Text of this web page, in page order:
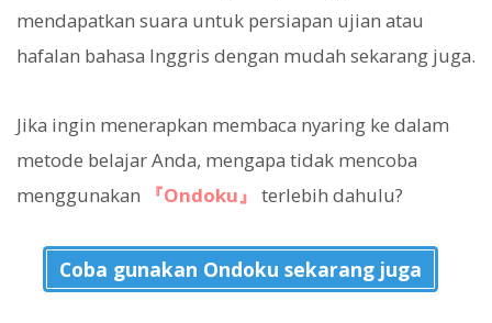
mendapatkan suara untuk persiapan ujian atau
hafalan bahasa Inggris dengan mudah sekarang juga.
Jika ingin menerapkan membaca nyaring ke dalam
metode belajar Anda, mengapa tidak mencoba
menggunakan
『Ondoku』 terlebih dahulu?
Coba gunakan Ondoku sekarang juga